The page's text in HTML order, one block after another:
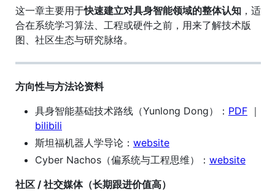
这一章主要用于快速建立对具身智能领域的整体认知 ，适
合在系统学习算法、工程或硬件之前，用来了解技术版
图、社区生态与研究脉络。
方向性与方法论资料
具身智能基础技术路线（Yunlong Dong）： PDF ｜
bilibili
斯坦福机器人学导论： website
Cyber Nachos（偏系统与工程思维）： website
社区 / 社交媒体（长期跟进价值高）